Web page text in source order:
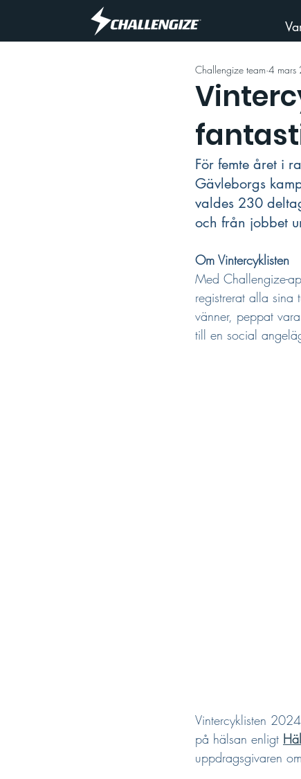
Challengize team 4
För femte året i
Gävleborgs
valdes 230
och från jobbet
Om Vintercyklisten
Med Challengize-
registrerat alla
vänner, peppat
till en social
Vintercyklisten
på hälsan enligt
uppdragsgivaren